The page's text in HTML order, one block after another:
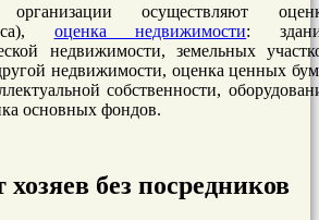
организации осуществляют
оценка недвижимости:
недвижимости, земельных
недвижимости, оценка ценных
собственности,
основных фондов.
без посредников